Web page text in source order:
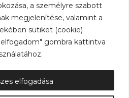
a személyre szabott
megjelenítése, valamint a
sütiket (cookie)
elfogadom" gombra kattintva
elfogadása